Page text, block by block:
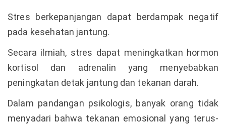
Stres berkepanjangan dapat berdampak negatif
pada kesehatan jantung.
Secara ilmiah, stres dapat meningkatkan hormon
kortisol dan adrenalin yang menyebabkan
peningkatan detak jantung dan tekanan darah.
Dalam pandangan psikologis, banyak orang tidak
menyadari bahwa tekanan emosional yang terus-